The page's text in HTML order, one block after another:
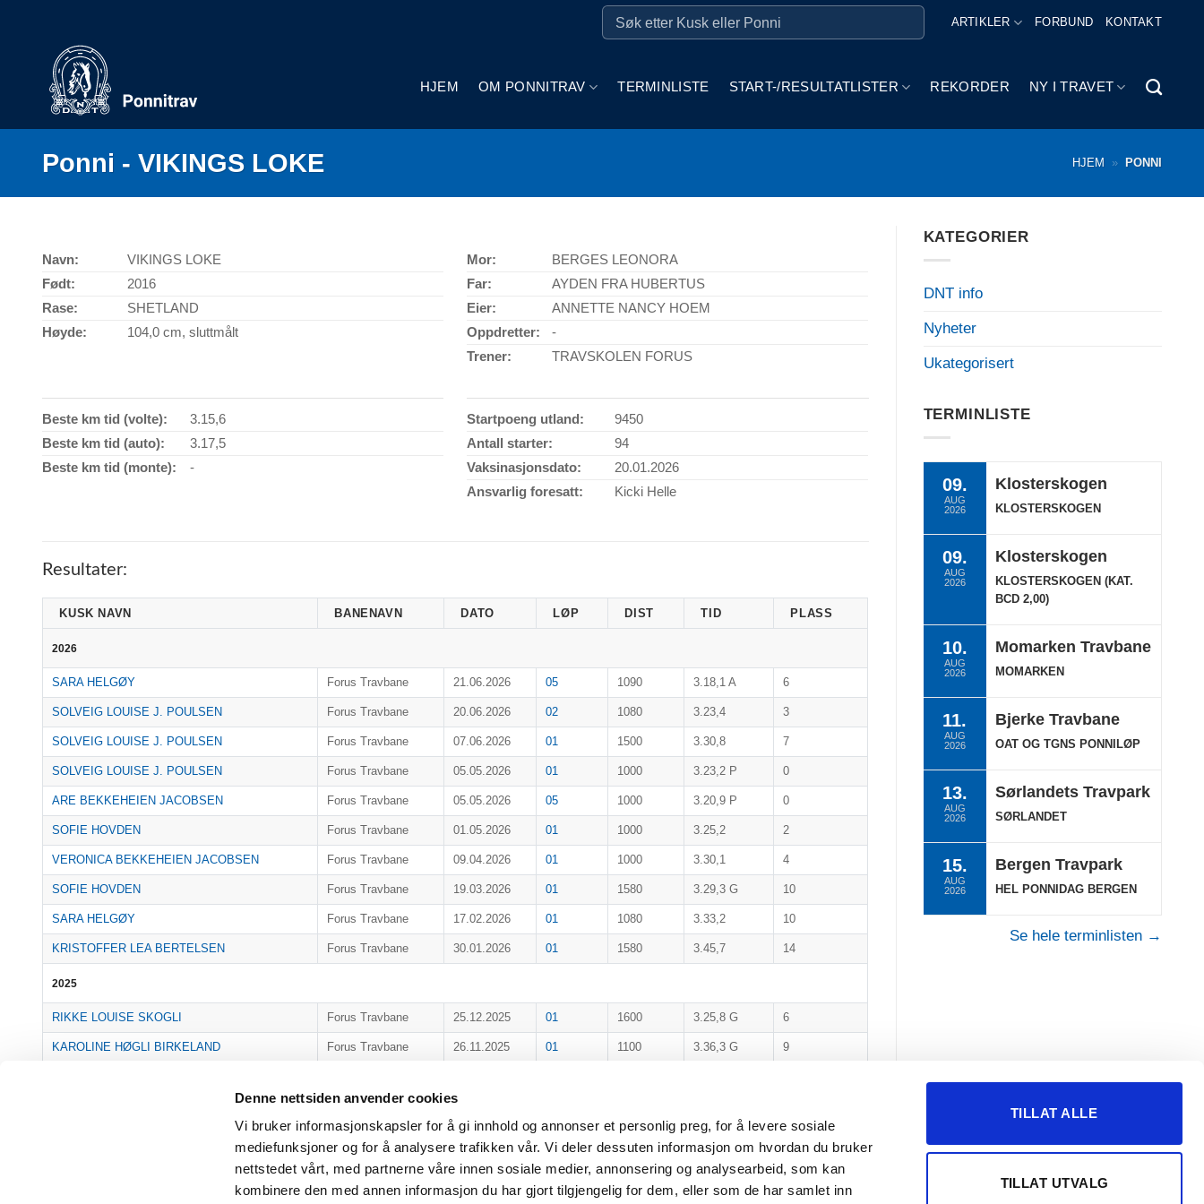
Denne nettsiden anvender cookies
Vi bruker informasjonskapsler for å gi innhold og annonser et personlig preg, for å levere sosiale
mediefunksjoner og for å analysere trafikken vår. Vi deler dessuten informasjon om hvordan du bruker
nettstedet vårt, med partnerne våre innen sosiale medier, annonsering og analysearbeid, som kan
kombinere den med annen informasjon du har gjort tilgjengelig for dem, eller som de har samlet inn
TILLAT ALLE
TILLAT UTVALG
ARTIKLER FORBUND KONTAKT
HJEM OM PONNITRAV TERMINLISTE START-/RESULTATLISTER REKORDER NY I TRAVET
Ponni - VIKINGS LOKE HJEM » PONNI
Navn:
VIKINGS LOKE
Født:
2016
Rase:
SHETLAND
Høyde:
104,0 cm, sluttmålt
Mor:
BERGES LEONORA
Far:
AYDEN FRA HUBERTUS
Eier:
ANNETTE NANCY HOEM
Oppdretter:
-
Trener:
TRAVSKOLEN FORUS
Beste km tid (volte):
3.15,6
Beste km tid (auto):
3.17,5
Beste km tid (monte):
-
Startpoeng utland:
9450
Antall starter:
94
Vaksinasjonsdato:
20.01.2026
Ansvarlig foresatt:
Kicki Helle
Resultater:
KUSK NAVN BANENAVN DATO LØP DIST TID PLASS
2026
SARA HELGØY Forus Travbane 21.06.2026 05 1090 3.18,1 A 6
SOLVEIG LOUISE J. POULSEN Forus Travbane 20.06.2026 02 1080 3.23,4 3
SOLVEIG LOUISE J. POULSEN Forus Travbane 07.06.2026 01 1500 3.30,8 7
SOLVEIG LOUISE J. POULSEN Forus Travbane 05.05.2026 01 1000 3.23,2 P 0
ARE BEKKEHEIEN JACOBSEN Forus Travbane 05.05.2026 05 1000 3.20,9 P 0
SOFIE HOVDEN Forus Travbane 01.05.2026 01 1000 3.25,2 2
VERONICA BEKKEHEIEN JACOBSEN Forus Travbane 09.04.2026 01 1000 3.30,1 4
SOFIE HOVDEN Forus Travbane 19.03.2026 01 1580 3.29,3 G 10
SARA HELGØY Forus Travbane 17.02.2026 01 1080 3.33,2 10
KRISTOFFER LEA BERTELSEN Forus Travbane 30.01.2026 01 1580 3.45,7 14
2025
RIKKE LOUISE SKOGLI Forus Travbane 25.12.2025 01 1600 3.25,8 G 6
KAROLINE HØGLI BIRKELAND Forus Travbane 26.11.2025 01 1100 3.36,3 G 9
Biri Travbane 04.10.2025
Biri Travbane 04.10.2025 1260 3.26,1
Forus Travbane 17.09.2025 01 1120 DG
Bjerke Travbane 12.07.2025 07 1100 3.23,0 A G 12
KATEGORIER
DNT info
Nyheter
Ukategorisert
TERMINLISTE
09.
AUG
2026
Klosterskogen
KLOSTERSKOGEN
09.
AUG
2026
Klosterskogen
KLOSTERSKOGEN (KAT.
BCD 2,00)
10.
AUG
2026
Momarken Travbane
MOMARKEN
11.
AUG
2026
Bjerke Travbane
OAT OG TGNS PONNILØP
13.
AUG
2026
Sørlandets Travpark
SØRLANDET
15.
AUG
2026
Bergen Travpark
HEL PONNIDAG BERGEN
Se hele terminlisten →